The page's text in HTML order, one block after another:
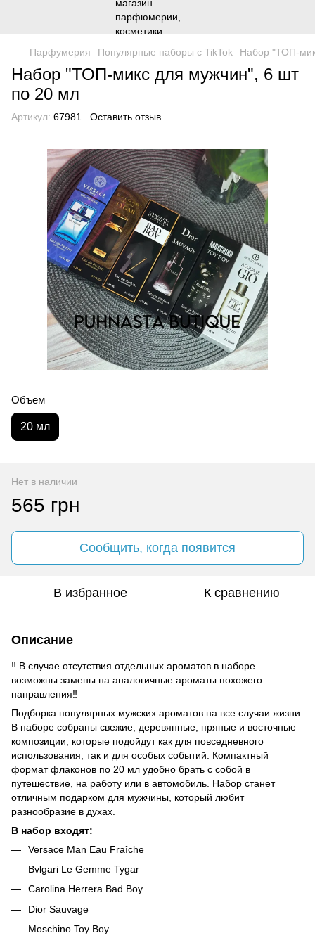
Парфумерия Популярные наборы с TikTok Набор "ТОП-
Набор "ТОП-микс для мужчин", 6 шт
по 20 мл
Артикул: 67981 Оставить отзыв
Объем
20 мл
Нет в наличии
565 грн
Сообщить, когда появится
В избранное К сравнению
Описание
‼️ В случае отсутствия отдельных ароматов в наборе
возможны замены на аналогичные ароматы похожего
направления‼️
Подборка популярных мужских ароматов на все случаи жизни.
В наборе собраны свежие, деревянные, пряные и восточные
композиции, которые подойдут как для повседневного
использования, так и для особых событий. Компактный
формат флаконов по 20 мл удобно брать с собой в
путешествие, на работу или в автомобиль. Набор станет
отличным подарком для мужчины, который любит
разнообразие в духах.
В набор входят:
Versace Man Eau Fraîche
Bvlgari Le Gemme Tygar
Carolina Herrera Bad Boy
Dior Sauvage
Moschino Toy Boy